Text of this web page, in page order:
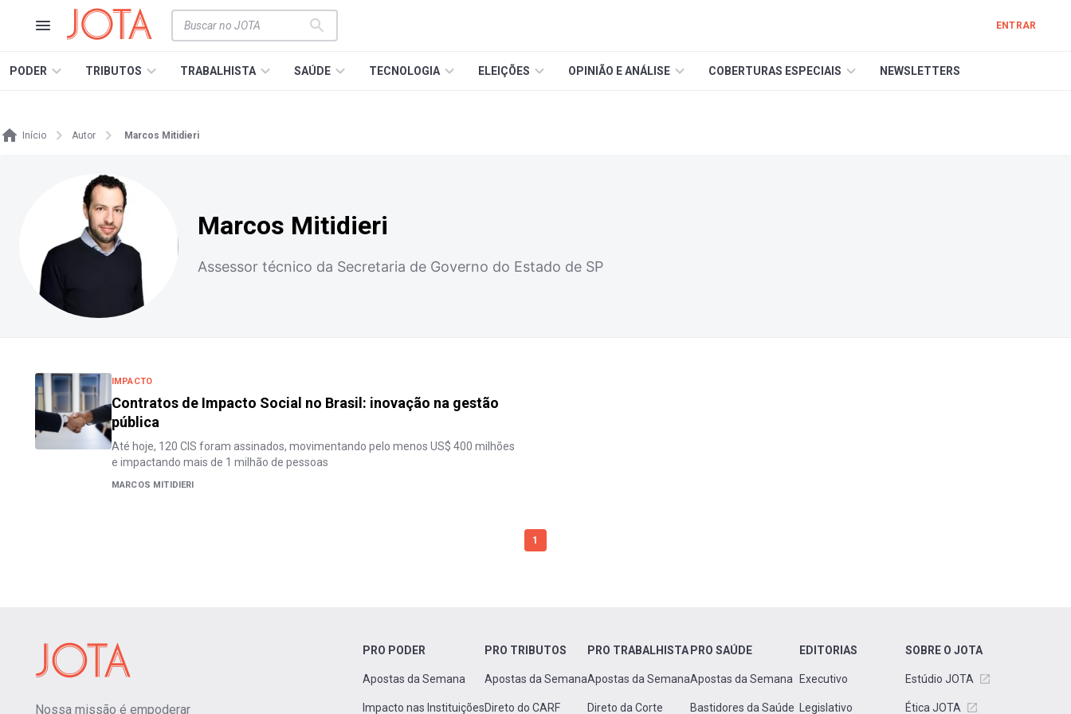
ENTRAR
PODER TRIBUTOS TRABALHISTA SAÚDE TECNOLOGIA ELEIÇÕES OPINIÃO E ANÁLISE COBERTURAS ESPECIAIS NEWSLETTERS
Início Autor Marcos Mitidieri
Marcos Mitidieri
Assessor técnico da Secretaria de Governo do Estado de SP
IMPACTO
Contratos de Impacto Social no Brasil: inovação na gestão
pública
Até hoje, 120 CIS foram assinados, movimentando pelo menos US$ 400 milhões
e impactando mais de 1 milhão de pessoas
MARCOS MITIDIERI
1
Nossa missão é empoderar
PRO PODER
Apostas da Semana
Impacto nas Instituições
PRO TRIBUTOS
Apostas da Semana
Direto do CARF
PRO TRABALHISTA
Apostas da Semana
Direto da Corte
PRO SAÚDE
Apostas da Semana
Bastidores da Saúde
EDITORIAS
Executivo
Legislativo
SOBRE O JOTA
Estúdio JOTA
Ética JOTA